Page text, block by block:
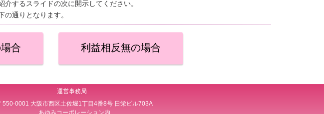
するスライドの次に開示してください。
通りとなります。
合 利益相反無の場合
運営事務局
550-0001 大阪市西区土佐堀1丁目4番8号 日栄ビル703A
あゆみコーポレーション内